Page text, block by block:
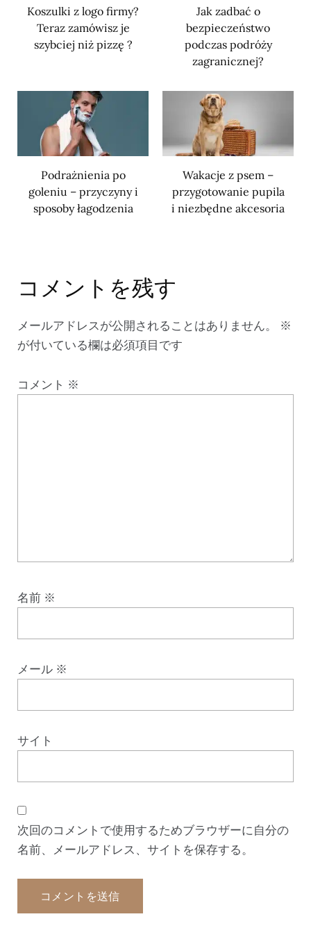
Koszulki z logo firmy?
Teraz zamówisz je
szybciej niż pizzę ?
Jak zadbać o
bezpieczeństwo
podczas podróży
zagranicznej?
Podrażnienia po
goleniu – przyczyny i
sposoby łagodzenia
Wakacje z psem –
przygotowanie pupila
i niezbędne akcesoria
コメントを残す
メールアドレスが公開されることはありません。
※
が付いている欄は必須項目です
コメント ※
名前 ※
メール ※
サイト
次回のコメントで使用するためブラウザーに自分の
名前、メールアドレス、サイトを保存する。